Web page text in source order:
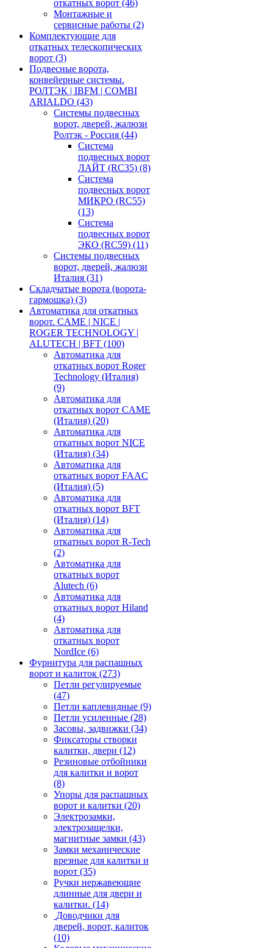
откатных ворот (46)
Монтажные и
сервисные работы (2)
Комплектующие для
откатных телескопических
ворот (3)
Подвесные ворота,
конвейерные системы.
РОЛТЭК | IBFM | COMBI
ARIALDO (43)
Системы подвесных
ворот, дверей, жалюзи
Ролтэк - Россия (44)
Система
подвесных ворот
ЛАЙТ (RC35) (8)
Система
подвесных ворот
МИКРО (RC55)
(13)
Система
подвесных ворот
ЭКО (RC59) (11)
Системы подвесных
ворот, дверей, жалюзи
Италия (31)
Складчатые ворота (ворота-
гармошка) (3)
Автоматика для откатных
ворот. CAME | NICE |
ROGER TECHNOLOGY |
ALUTECH | BFT (100)
Автоматика для
откатных ворот Roger
Technology (Италия)
(9)
Автоматика для
откатных ворот CAME
(Италия) (20)
Автоматика для
откатных ворот NICE
(Италия) (34)
Автоматика для
откатных ворот FAAC
(Италия) (5)
Автоматика для
откатных ворот BFT
(Италия) (14)
Автоматика для
откатных ворот R-Tech
(2)
Автоматика для
откатных ворот
Alutech (6)
Автоматика для
откатных ворот Hiland
(4)
Автоматика для
откатных ворот
NordIce (6)
Фурнитура для распашных
ворот и калиток (273)
Петли регулируемые
(47)
Петли каплевидные (9)
Петли усиленные (28)
Засовы, задвижки (34)
Фиксаторы створки
калитки, двери (12)
Резиновые отбойники
для калитки и ворот
(8)
Упоры для распашных
ворот и калитки (20)
Электрозамки,
электрозащелки,
магнитные замки (43)
Замки механические
врезные для калитки и
ворот (35)
Ручки нержавеющие
длинные для двери и
калитки. (14)
Доводчики для
дверей, ворот, калиток
(10)